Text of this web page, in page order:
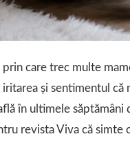
care trec multe
și sentimentul
în ultimele săptămâni
revista Viva că simte